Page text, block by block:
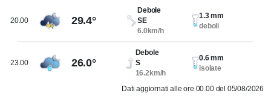
20.00 29.4°
Debole
SE
6.0km/h
1.3 mm
deboli
23.00 26.0°
Debole
S
16.2km/h
0.6 mm
isolate
Dati aggiornati alle ore 00.00 del 05/08/2026